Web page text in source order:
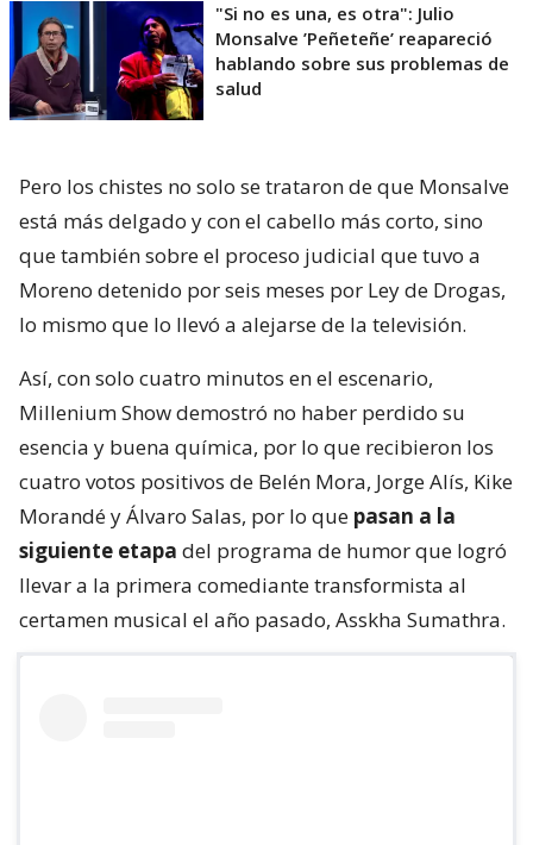
"Si no es una, es otra": Julio
Monsalve ’Peñeteñe’ reapareció
hablando sobre sus problemas de
salud
Pero los chistes no solo se trataron de que Monsalve
está más delgado y con el cabello más corto, sino
que también sobre el proceso judicial que tuvo a
Moreno detenido por seis meses por Ley de Drogas,
lo mismo que lo llevó a alejarse de la televisión.
Así, con solo cuatro minutos en el escenario,
Millenium Show demostró no haber perdido su
esencia y buena química, por lo que recibieron los
cuatro votos positivos de Belén Mora, Jorge Alís, Kike
Morandé y Álvaro Salas, por lo que pasan a la
siguiente etapa del programa de humor que logró
llevar a la primera comediante transformista al
certamen musical el año pasado, Asskha Sumathra.